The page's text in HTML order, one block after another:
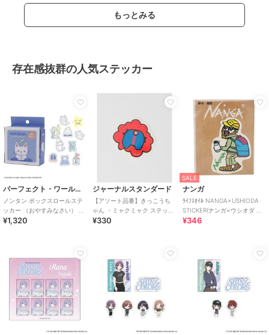
もっとみる
存在感抜群の人気ステッカー
パーフェクト・ワールド・トーキョー
ノンタン ボックスロールステ
ッカー （おやすみなさい） シ
ール 9柄90ピース 絵本
¥1,320
ジャーナルスタンダード
【アソート品番】きっこうち
ゃん ・ミャクミャク ステッカ
ー
¥330
SALE
ナンガ
ﾗｲﾌｽﾀｲﾙ NANGA×USHIODA
STICKER(ナンガ×ウシオダ ス
テッカー)
¥346